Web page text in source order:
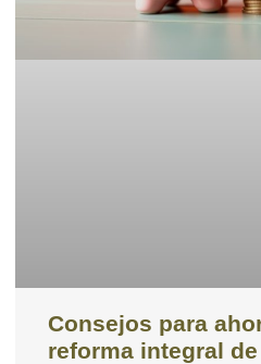
Consejos para
reforma integral